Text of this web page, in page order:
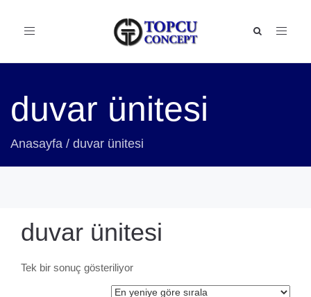
Toggle
duvar ünitesi
Anasayfa / duvar ünitesi
duvar ünitesi
Tek bir sonuç gösteriliyor